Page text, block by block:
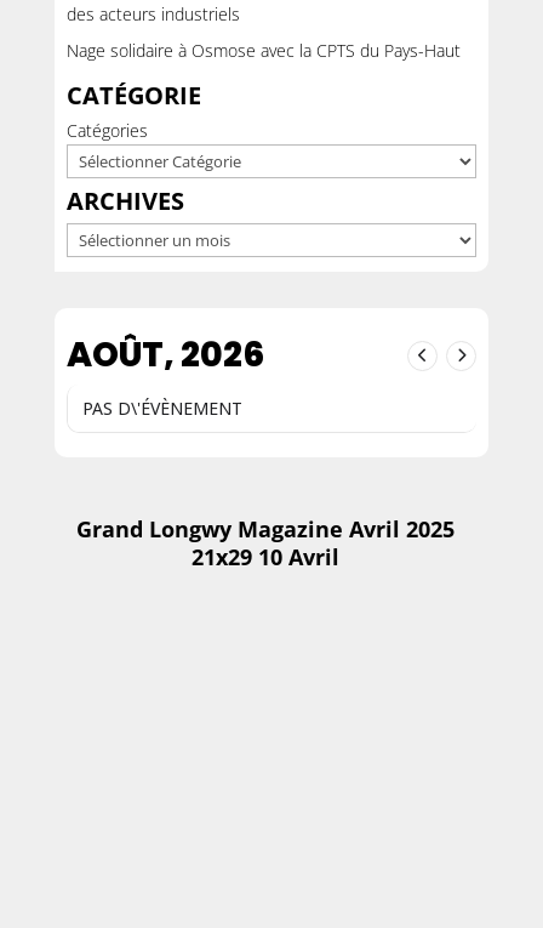
des acteurs industriels
Nage solidaire à Osmose avec la CPTS du Pays-Haut
CATÉGORIE
Catégories
ARCHIVES
Archives
AOÛT, 2026
PAS D\'ÉVÈNEMENT
Grand Longwy Magazine Avril 2025
21x29 10 Avril